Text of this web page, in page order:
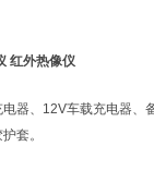
红外热像仪
器、12V车载充电器、
套。